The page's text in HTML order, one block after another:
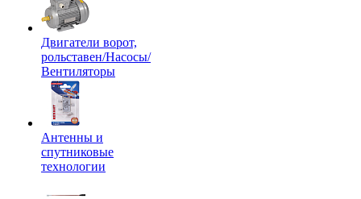
Двигатели ворот,
рольставен/Насосы/
Вентиляторы
Антенны и
спутниковые
технологии